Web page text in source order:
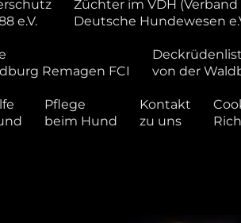
e.V.
Züchter im VDH (Verband
Deutsche Hundewesen
Remagen FCI
von der
Pflege
beim Hund
Kontakt
zu uns